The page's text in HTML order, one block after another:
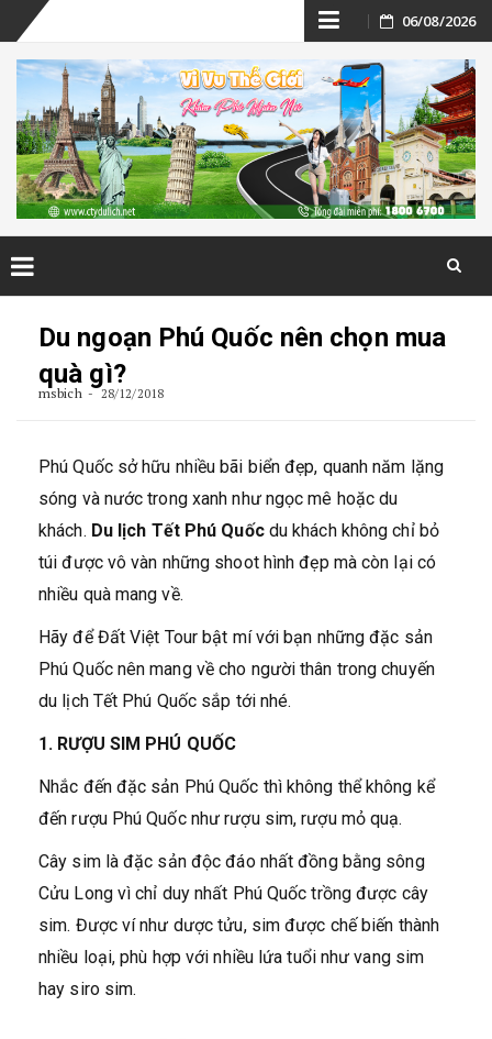
Skip
to
content
06/08/2026
Du ngoạn Phú Quốc nên chọn mua
quà gì?
msbich 28/12/2018
Phú Quốc sở hữu nhiều bãi biển đẹp, quanh năm lặng
sóng và nước trong xanh như ngọc mê hoặc du
khách. Du lịch Tết Phú Quốcdu khách không chỉ bỏ
túi được vô vàn những shoot hình đẹp mà còn lại có
nhiều quà mang về.
Hãy để Đất Việt Tour bật mí với bạn những đặc sản
Phú Quốc nên mang về cho người thân trong chuyến
du lịch Tết Phú Quốc sắp tới nhé.
1. RƯỢU SIM PHÚ QUỐC
Nhắc đến đặc sản Phú Quốc thì không thể không kể
đến rượu Phú Quốc như rượu sim, rượu mỏ quạ.
Cây sim là đặc sản độc đáo nhất đồng bằng sông
Cửu Long vì chỉ duy nhất Phú Quốc trồng được cây
sim. Được ví như dược tửu, sim được chế biến thành
nhiều loại, phù hợp với nhiều lứa tuổi như vang sim
hay siro sim.